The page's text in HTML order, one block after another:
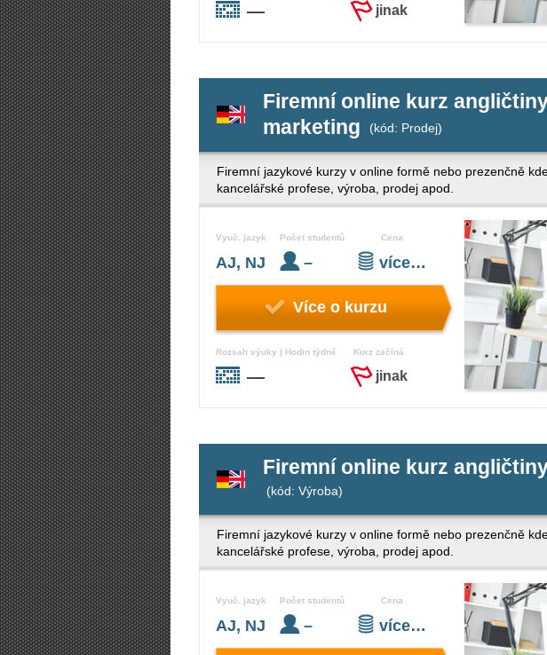
— jinak
Firemní online kurz
marketing
(kód: Prodej)
Firemní jazykové kurzy v online formě nebo prezenčně
kancelářské profese, výroba, prodej apod.
Vyuč. jazyk
AJ, NJ
Počet studentů
–
Cena
více…
Více o kurzu
Rozsah výuky | Hodin týdně
—
Kurz začíná
jinak
Firemní online kurz
(kód: Výroba)
Firemní jazykové kurzy v online formě nebo prezenčně
kancelářské profese, výroba, prodej apod.
Vyuč. jazyk
AJ, NJ
Počet studentů
–
Cena
více…